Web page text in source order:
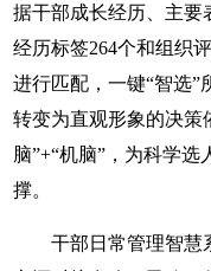
据干部成长经历、主要
经历标签264个和组织
进行匹配，一键“智选”
转变为直观形象的决策
脑”+“机脑”，为科学
撑。
干部日常管理智慧